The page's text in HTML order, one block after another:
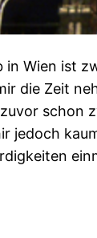
in Wien ist
die Zeit
schon
jedoch